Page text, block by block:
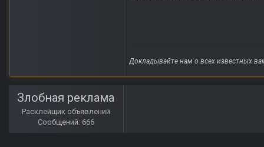
Докладывайте нам о всех известных
Злобная реклама
Расклейщик объявлений
Сообщений: 666